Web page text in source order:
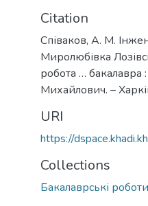
Citation
Співаков, А. М.
Миролюбівка
робота … бакалавра
Михайлович. –
URI
https://
Collections
Бакалаврські роботи